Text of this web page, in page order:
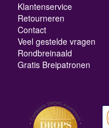
Klantenservice
Retourneren
Contact
Veel gestelde vragen
Rondbreinaald
Gratis Breipatronen